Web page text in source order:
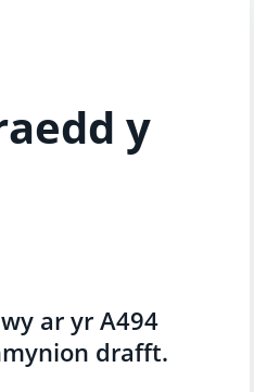
y
ar yr A494
drafft.